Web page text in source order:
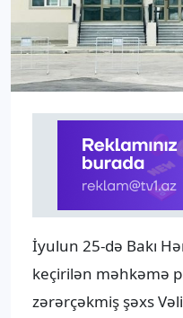
İyulun 25-də Bakı
keçirilən məhkəmə
zərərçəkmiş şəxs